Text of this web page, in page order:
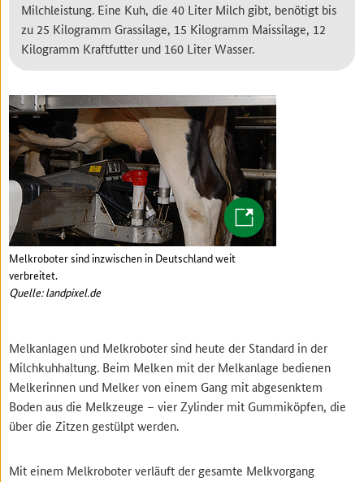
Milchleistung. Eine Kuh, die 40 Liter Milch gibt, benötigt bis
zu 25 Kilogramm Grassilage, 15 Kilogramm Maissilage, 12
Kilogramm Kraftfutter und 160 Liter Wasser.
Melkroboter sind inzwischen in Deutschland weit
verbreitet.
Quelle: landpixel.de
Melkanlagen und Melkroboter sind heute der Standard in der
Milchkuhhaltung. Beim Melken mit der Melkanlage bedienen
Melkerinnen und Melker von einem Gang mit abgesenktem
Boden aus die Melkzeuge – vier Zylinder mit Gummiköpfen, die
über die Zitzen gestülpt werden.
Mit einem Melkroboter verläuft der gesamte Melkvorgang